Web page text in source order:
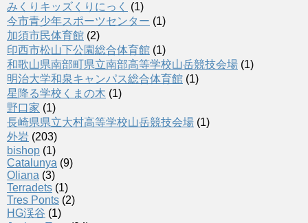
みくりキッズくりにっく
(1)
今市青少年スポーツセンター (1)
加須市民体育館 (2)
印西市松山下公園総合体育館 (1)
和歌山県南部町県立南部高等学校山岳競技会場 (1)
明治大学和泉キャンパス総合体育館 (1)
星降る学校くまの木 (1)
野口家 (1)
長崎県県立大村高等学校山岳競技会場 (1)
外岩 (203)
bishop (1)
Catalunya (9)
Oliana (3)
Terradets (1)
Tres Ponts (2)
HG渓谷 (1)